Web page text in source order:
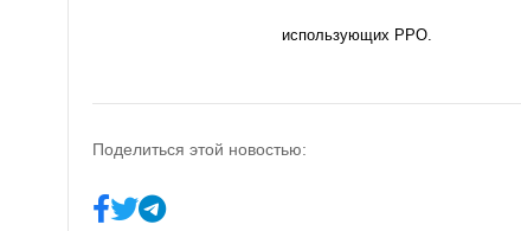
использующих РРО.
Поделиться этой новостью: